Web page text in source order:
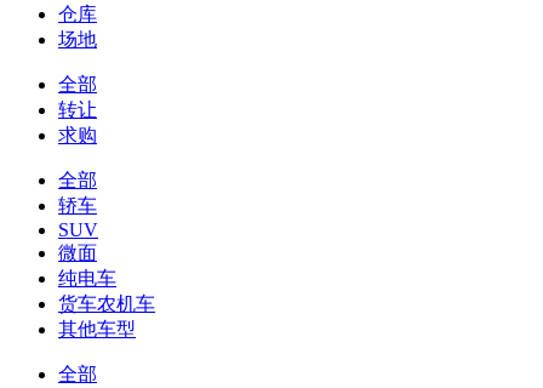
仓库
场地
全部
转让
求购
全部
轿车
SUV
微面
纯电车
货车农机车
其他车型
全部